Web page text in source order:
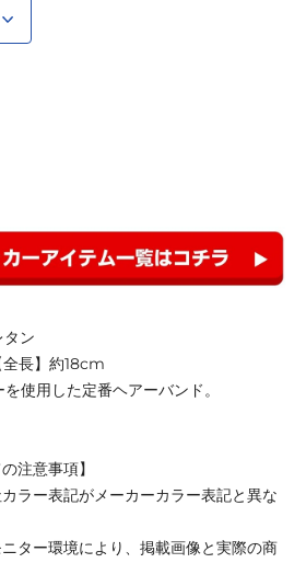
ン
長】約18cm
使用した定番ヘアーバンド。
注意事項】
ラー表記がメーカーカラー表記と異な
ター環境により、掲載画像と実際の商